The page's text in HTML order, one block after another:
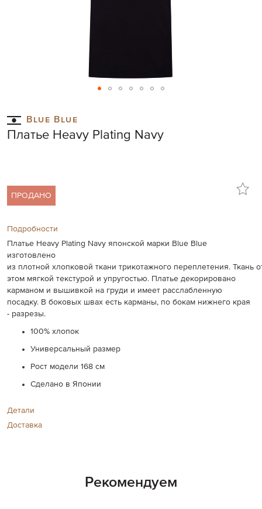
to
the
beginning
gallery
Blue Blue
Платье Heavy Plating Navy
ПРОДАНО
Подробности
Платье Heavy Plating Navy японской марки Blue Blue
изготовлено
из плотной хлопковойткани трикотажного переплетения. Ткань
этом мягкой текстурой и упругостью. Платье декорировано
карманом и вышивкой на груди и имеет расслабленную
посадку. В боковых швах есть карманы, по бокам нижнего края
- разрезы.
100% хлопок
Универсальный размер
Рост модели 168 см
Сделано в Японии
Детали
Доставка
Рекомендуем